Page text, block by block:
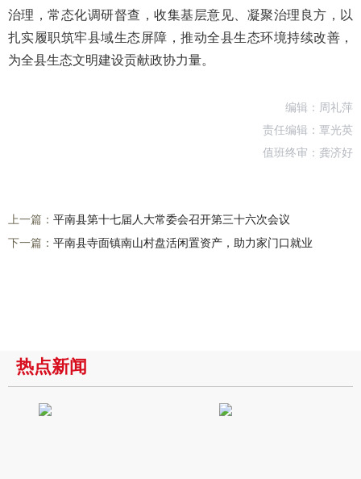
治理，常态化调研督查，收集基层意见、凝聚治理良方，以
扎实履职筑牢县域生态屏障，推动全县生态环境持续改善，
为全县生态文明建设贡献政协力量。
编辑：周礼萍
责任编辑：覃光英
值班终审：龚济好
上一篇： 平南县第十七届人大常委会召开第三十六次会议
下一篇： 平南县寺面镇南山村盘活闲置资产，助力家门口就业
热点新闻